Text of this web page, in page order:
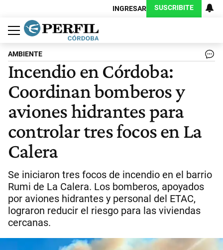
INGRESAR SUSCRIBITE
Política
Economía
Judiciales
Sociedad
Cultura
Espectáculos
Deportes
Protagonistas
AMBIENTE
Incendio en Córdoba:
Coordinan bomberos y
aviones hidrantes para
controlar tres focos en La
Calera
Se iniciaron tres focos de incendio en el barrio
Rumi de La Calera. Los bomberos, apoyados
por aviones hidrantes y personal del ETAC,
lograron reducir el riesgo para las viviendas
cercanas.